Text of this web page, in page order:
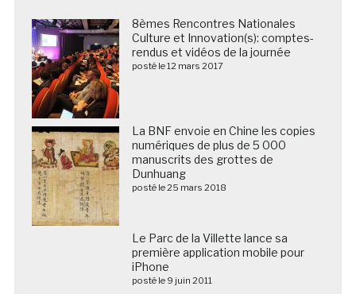
8èmes Rencontres Nationales
Culture et Innovation(s): comptes-
rendus et vidéos de la journée
posté le 12 mars 2017
La BNF envoie en Chine les copies
numériques de plus de 5 000
manuscrits des grottes de
Dunhuang
posté le 25 mars 2018
Le Parc de la Villette lance sa
première application mobile pour
iPhone
posté le 9 juin 2011